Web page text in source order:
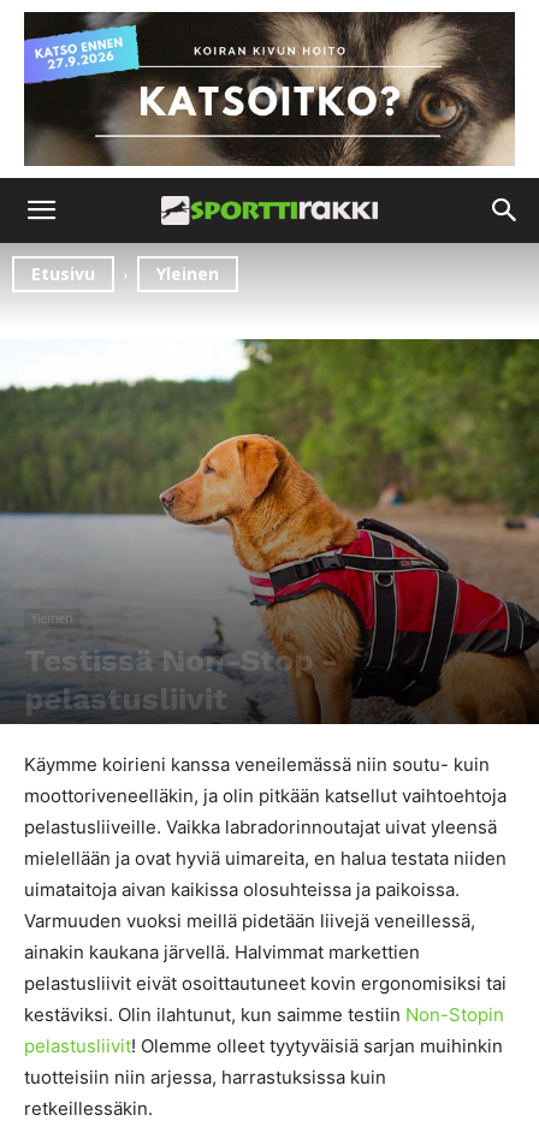
Etusivu Yleinen
Yleinen
Testissä Non-Stop -
pelastusliivit
Käymme koirieni kanssa veneilemässä niin soutu- kuin
moottoriveneelläkin, ja olin pitkään katsellut vaihtoehtoja
pelastusliiveille. Vaikka labradorinnoutajat uivat yleensä
mielellään ja ovat hyviä uimareita, en halua testata niiden
uimataitoja aivan kaikissa olosuhteissa ja paikoissa.
Varmuuden vuoksi meillä pidetään liivejä veneillessä,
ainakin kaukana järvellä. Halvimmat markettien
pelastusliivit eivät osoittautuneet kovin ergonomisiksi tai
kestäviksi. Olin ilahtunut, kun saimme testiin Non-Stopin
pelastusliivit! Olemme olleet tyytyväisiä sarjan muihinkin
tuotteisiin niin arjessa, harrastuksissa kuin
retkeillessäkin.